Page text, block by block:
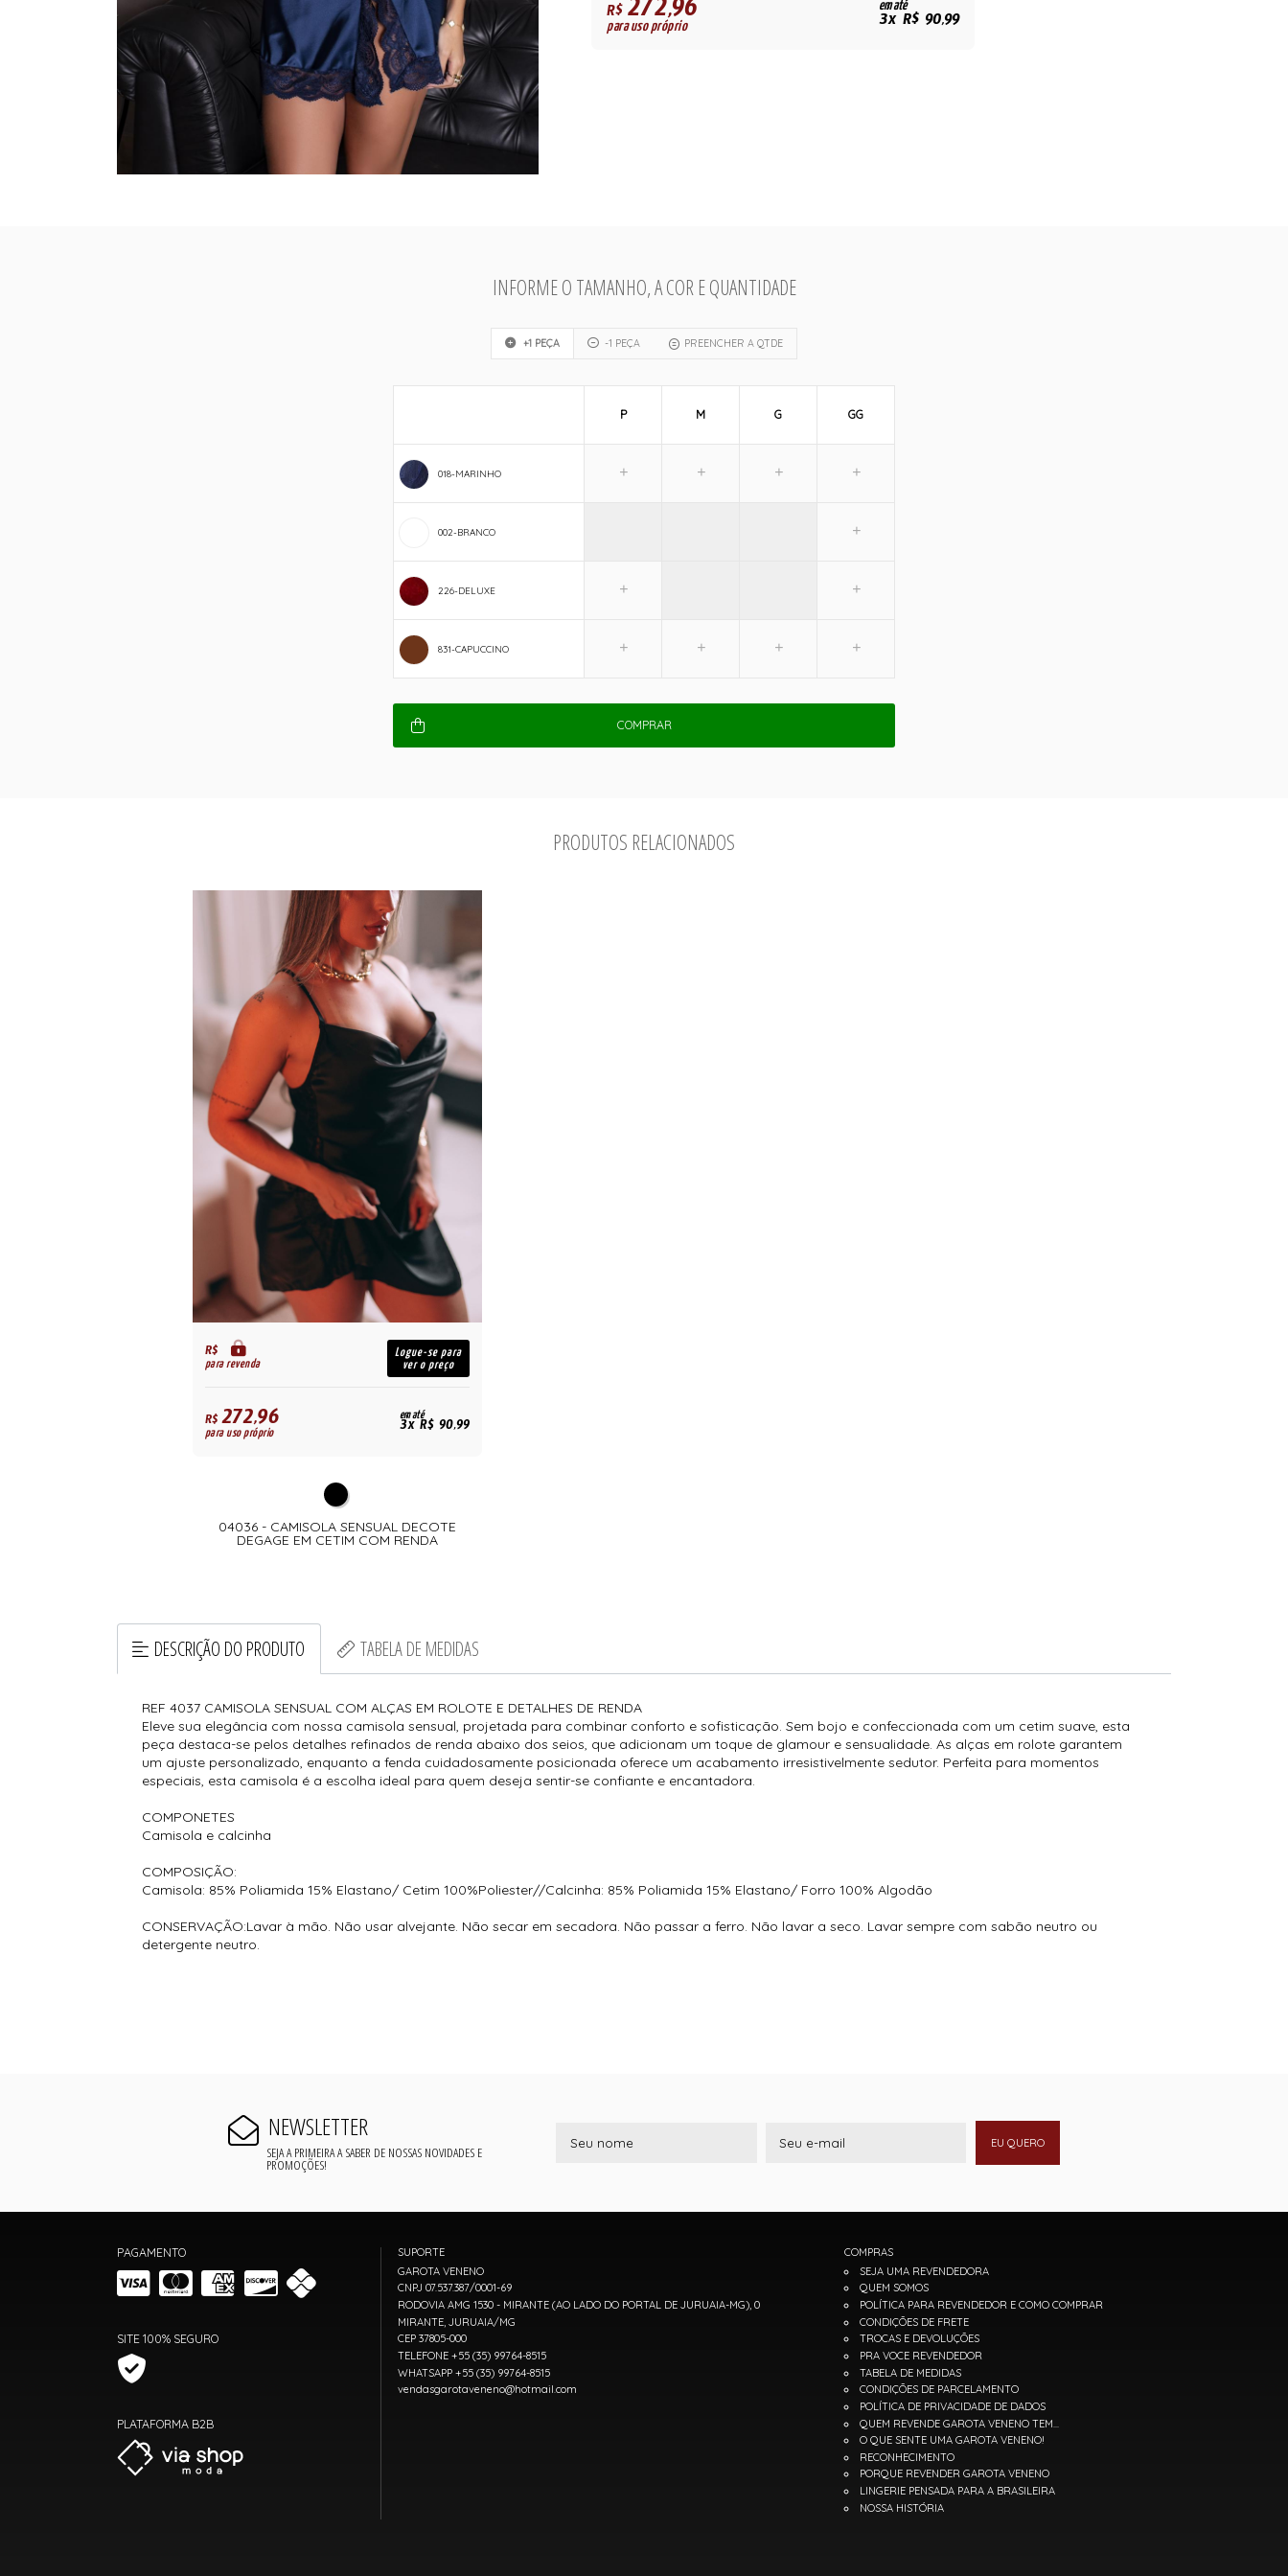
R$272,96
para uso próprio
em até
3x R$ 90,99
INFORME O TAMANHO, A COR E QUANTIDADE
+1 PEÇA -1 PEÇA PREENCHER A QTDE
018-MARINHO
002-BRANCO
226-DELUXE
831-CAPUCCINO
P M G GG
COMPRAR
PRODUTOS RELACIONADOS
R$
para revenda
Logue-se para
ver o preço
R$272,96
para uso próprio
em até
3x R$ 90,99
04036 - CAMISOLA SENSUAL DECOTE
DEGAGE EM CETIM COM RENDA
DESCRIÇÃO DO PRODUTO TABELA DE MEDIDAS
REF 4037 CAMISOLA SENSUAL COM ALÇAS EM ROLOTE E DETALHES DE RENDA
Eleve sua elegância com nossa camisola sensual, projetada para combinar conforto e sofisticação. Sem bojo e confeccionada com um cetim suave, esta
peça destaca-se pelos detalhes refinados de renda abaixo dos seios, que adicionam um toque de glamour e sensualidade. As alças em rolote garantem
um ajuste personalizado, enquanto a fenda cuidadosamente posicionada oferece um acabamento irresistivelmente sedutor. Perfeita para momentos
especiais, esta camisola é a escolha ideal para quem deseja sentir-se confiante e encantadora.
COMPONETES
Camisola e calcinha
COMPOSIÇÃO:
Camisola: 85% Poliamida 15% Elastano/ Cetim 100%Poliester//Calcinha: 85% Poliamida 15% Elastano/ Forro 100% Algodão
CONSERVAÇÃO:Lavar à mão. Não usar alvejante. Não secar em secadora. Não passar a ferro. Não lavar a seco. Lavar sempre com sabão neutro ou
detergente neutro.
NEWSLETTER
SEJA A PRIMEIRA A SABER DE NOSSAS NOVIDADES E
PROMOÇÕES!
EU QUERO
PAGAMENTO
SITE 100% SEGURO
PLATAFORMA B2B
SUPORTE
GAROTA VENENO
CNPJ 07.537.387/0001-69
RODOVIA AMG 1530 - MIRANTE (AO LADO DO PORTAL DE JURUAIA-MG), 0
MIRANTE, JURUAIA/MG
CEP 37805-000
TELEFONE +55 (35) 99764-8515
WHATSAPP +55 (35) 99764-8515
vendasgarotaveneno@hotmail.com
COMPRAS
SEJA UMA REVENDEDORA
QUEM SOMOS
POLÍTICA PARA REVENDEDOR E COMO COMPRAR
CONDIÇÕES DE FRETE
TROCAS E DEVOLUÇÕES
PRA VOCE REVENDEDOR
TABELA DE MEDIDAS
CONDIÇÕES DE PARCELAMENTO
POLÍTICA DE PRIVACIDADE DE DADOS
QUEM REVENDE GAROTA VENENO TEM...
O QUE SENTE UMA GAROTA VENENO!
RECONHECIMENTO
PORQUE REVENDER GAROTA VENENO
LINGERIE PENSADA PARA A BRASILEIRA
NOSSA HISTÓRIA